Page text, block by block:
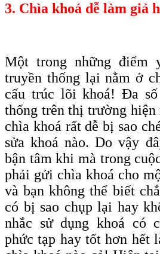
3. Chìa khoá dễ làm giả
Một trong những điểm
truyền thống lại nằm ở
cấu trúc lõi khoá! Đa số
thống trên thị trường hiện
chìa khoá rất dễ bị sao
sửa khoá nào. Do vậy
bận tâm khi mà trong
phải gửi chìa khoá cho
và bạn không thể biết
có bị sao chụp lại hay
nhắc sử dụng khoá có
phức tạp hay tốt hơn hết